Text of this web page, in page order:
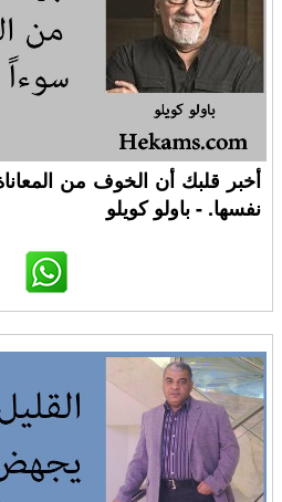
أخبر قلبك أن الخوف من
نفسها. - باولو كويلو